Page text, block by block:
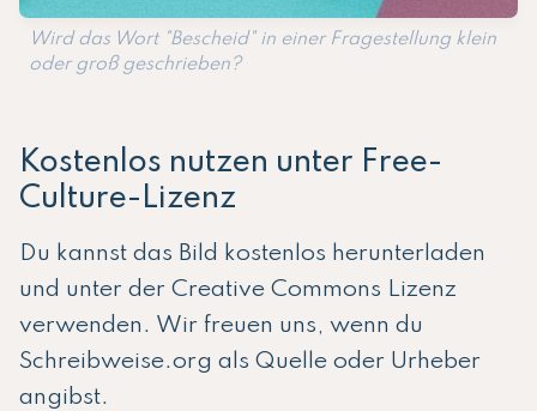
Wird das Wort "Bescheid" in einer Fragestellung klein
oder groß geschrieben?
Kostenlos nutzen unter Free-
Culture-Lizenz
Du kannst das Bild kostenlos herunterladen
und unter der Creative Commons Lizenz
verwenden. Wir freuen uns, wenn du
Schreibweise.org als Quelle oder Urheber
angibst.